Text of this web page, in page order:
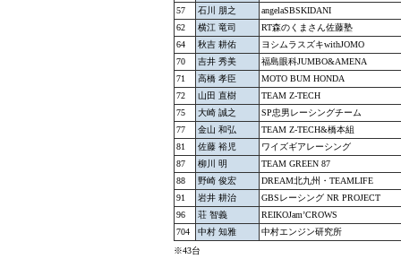
57
石川 朋之
angelaSBSKIDANI
62
横江 竜司
RT森のくまさん佐藤塾
64
秋吉 耕佑
ヨシムラスズキwithJOMO
70
吉井 秀美
福島眼科JUMBO&AMENA
71
高橋 孝臣
MOTO BUM HONDA
72
山田 直樹
TEAM Z-TECH
75
大崎 誠之
SP忠男レーシングチーム
77
金山 和弘
TEAM Z-TECH&橋本組
81
佐藤 裕児
ワイズギアレーシング
87
柳川 明
TEAM GREEN 87
88
野崎 俊宏
DREAM北九州・TEAMLIFE
91
岩井 耕治
GBSレーシング NR PROJECT
96
荘 智義
REIKOJam’CROWS
704
中村 知雅
中村エンジン研究所
※43台